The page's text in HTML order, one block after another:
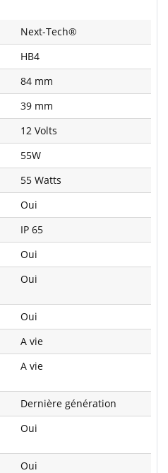
Next-Tech®
HB4
84 mm
39 mm
12 Volts
55W
55 Watts
Oui
IP 65
Oui
Oui
Oui
A vie
A vie
Dernière génération
Oui
Oui